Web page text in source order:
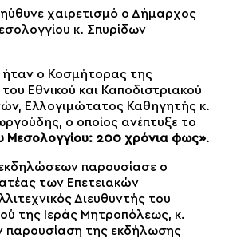
χαιρετισμό ο Δήμαρχος
κ. Σπυρίδων
ήταν ο Κοσμήτορας της
Εθνικού και Καποδιστριακού
Ελλογιμώτατος Καθηγητής κ.
ο οποίος ανέπτυξε το
Μεσολογγίου: 200 χρόνια φως».
παρουσίασε ο
των Επετειακών
Διευθυντής του
της Ιεράς Μητροπόλεως, κ.
παρουσίαση της εκδήλωσης